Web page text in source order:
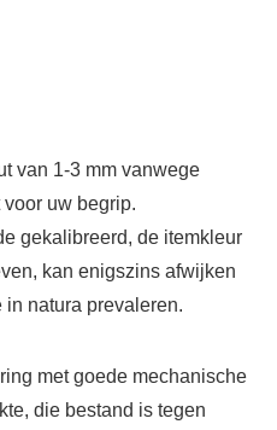
van 1-3 mm vanwege
uw begrip.
gekalibreerd, de itemkleur
kan enigszins afwijken
natura prevaleren.
met goede mechanische
die bestand is tegen